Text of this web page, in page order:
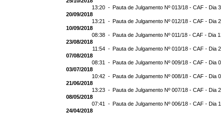
13:20 - Pauta de Julgamento Nº 013/18 - CAF - Dia
20/09/2018
13:21 - Pauta de Julgamento Nº 012/18 - CAF - Dia
10/09/2018
08:38 - Pauta de Julgamento Nº 011/18 - CAF - Dia
23/08/2018
11:54 - Pauta de Julgamento Nº 010/18 - CAF - Dia
07/08/2018
08:31 - Pauta de Julgamento Nº 009/18 - CAF - Dia
03/07/2018
10:42 - Pauta de Julgamento Nº 008/18 - CAF - Dia
21/06/2018
13:23 - Pauta de Julgamento Nº 007/18 - CAF - Dia
08/05/2018
07:41 - Pauta de Julgamento Nº 006/18 - CAF - Dia
24/04/2018